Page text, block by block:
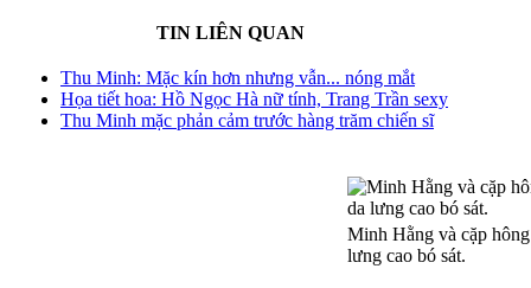
TIN LIÊN QUAN
Thu Minh: Mặc kín hơn nhưng vẫn... nóng mắt
Họa tiết hoa: Hồ Ngọc Hà nữ tính, Trang Trần sexy
Thu Minh mặc phản cảm trước hàng trăm chiến sĩ
Minh Hằng và cặp
lưng cao bó sát.